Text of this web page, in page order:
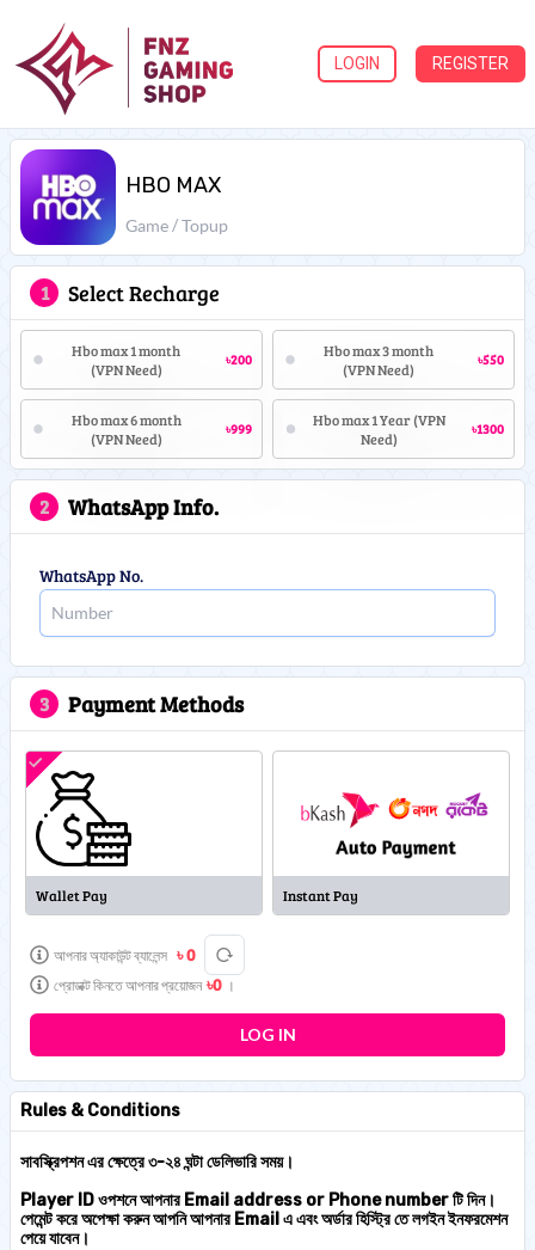
LOGIN REGISTER
HBO MAX
Game / Topup
1 Select Recharge
Hbo max 1 month
(VPN Need)
৳200
Hbo max 3 month
(VPN Need)
৳550
Hbo max 6 month
(VPN Need)
৳999
Hbo max 1 Year (VPN
Need)
৳1300
2 WhatsApp Info.
WhatsApp No.
3 Payment Methods
L
Wallet Pay Instant Pay
আপনার অ্যাকাউন্ট ব্যালেন্স ৳ 0
প্রোডাক্ট কিনতে আপনার প্রয়োজন ৳0 ।
LOG IN
Rules & Conditions
সাবস্ক্রিপশন এর ক্ষেত্রে ৩-২৪ ঘন্টা ডেলিভারি সময়।
Player ID ওপশনে আপনার Email address or Phone number টি দিন।
পেমেন্ট করে অপেক্ষা করুন আপনি আপনার Email এ এবং অর্ডার হিস্ট্রি তে লগইন ইনফরমেশন
পেয়ে যাবেন।